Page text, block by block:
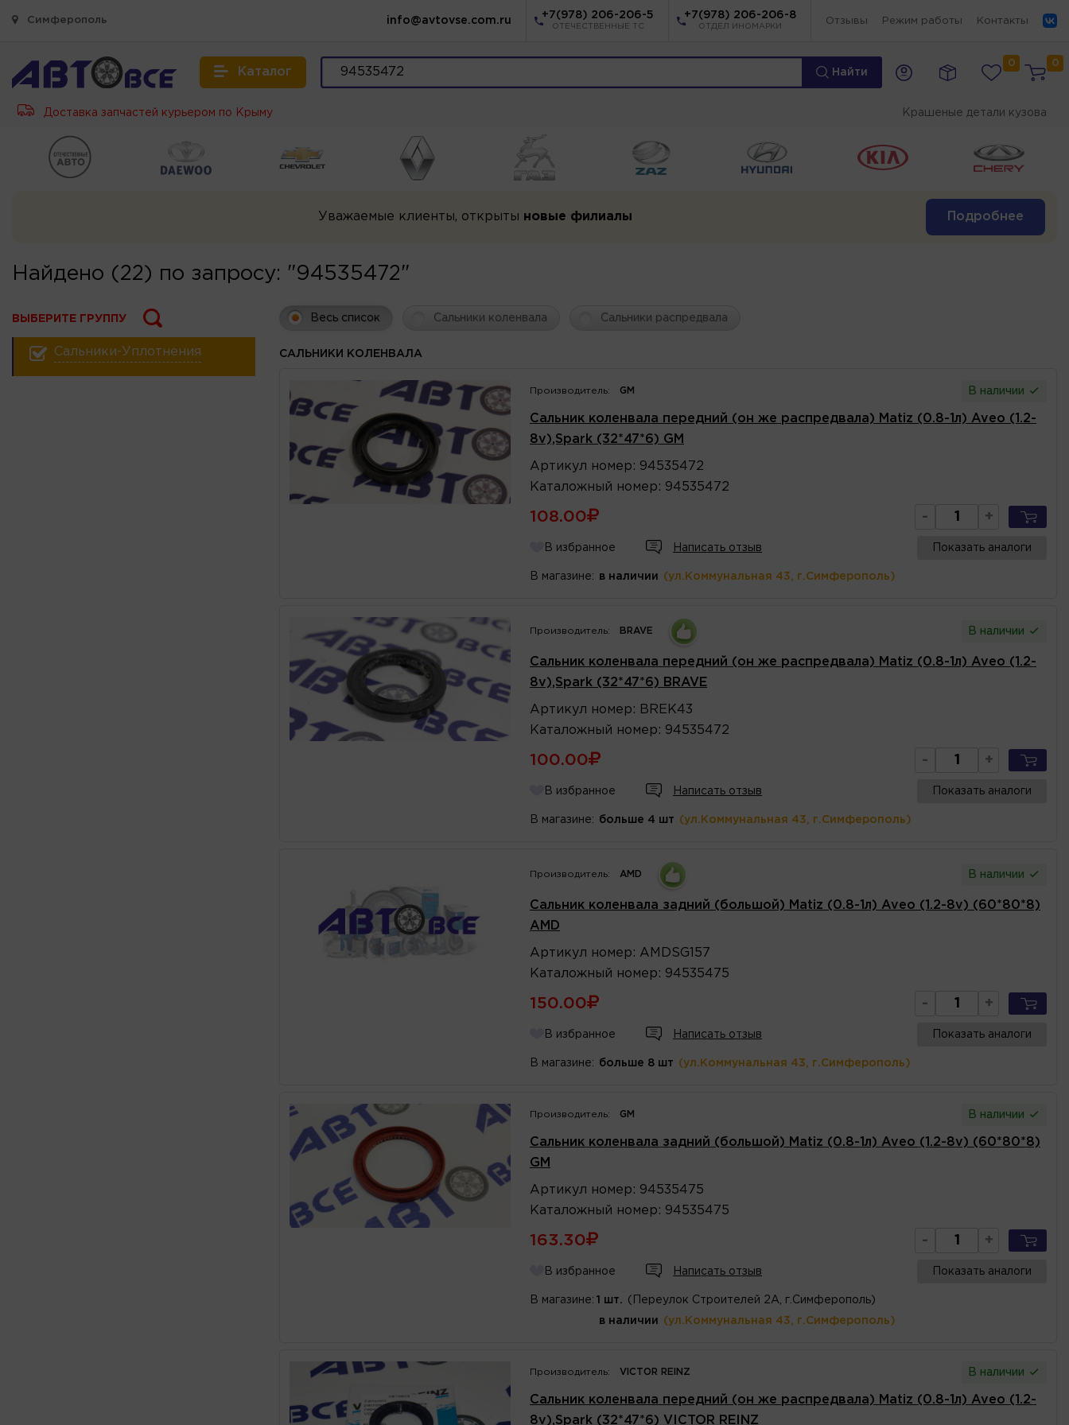
Симферополь info@avtovse.com.ru
+7(978) 206-206-5
ОТЕЧЕСТВЕННЫЕ ТС
+7(978) 206-206-8
ОТДЕЛ ИНОМАРКИ
Отзывы Режим работы Контакты
Каталог Найти
0 0
Доставка запчастей курьером по Крыму Крашеные детали кузова
Уважаемые клиенты, открыты новые филиалы Подробнее
Найдено (22) по запросу: "94535472"
ВЫБЕРИТЕ ГРУППУ
Сальники-Уплотнения
Весь список Сальники коленвала Сальники распредвала
САЛЬНИКИ КОЛЕНВАЛА
Производитель: GM В наличии
Сальник коленвала передний (он же распредвала) Matiz (0.8-1л) Aveo (1.2-
8v),Spark (32*47*6) GM
Артикул номер : 94535472
Каталожный номер : 94535472
108.00 - +
В избранное Написать отзыв Показать аналоги
В магазине: в наличии (ул.Коммунальная 43, г.Симферополь)
Производитель: BRAVE В наличии
Сальник коленвала передний (он же распредвала) Matiz (0.8-1л) Aveo (1.2-
8v),Spark (32*47*6) BRAVE
Артикул номер : BREK43
Каталожный номер : 94535472
100.00 - +
В избранное Написать отзыв Показать аналоги
В магазине: больше 4 шт (ул.Коммунальная 43, г.Симферополь)
Производитель: AMD В наличии
Сальник коленвала задний (большой) Matiz (0.8-1л) Aveo (1.2-8v) (60*80*8)
AMD
Артикул номер : AMDSG157
Каталожный номер : 94535475
150.00 - +
В избранное Написать отзыв Показать аналоги
В магазине: больше 8 шт (ул.Коммунальная 43, г.Симферополь)
Производитель: GM В наличии
Сальник коленвала задний (большой) Matiz (0.8-1л) Aveo (1.2-8v) (60*80*8)
GM
Артикул номер : 94535475
Каталожный номер : 94535475
163.30 - +
В избранное Написать отзыв Показать аналоги
В магазине: 1 шт. (Переулок Строителей 2А, г.Симферополь)
в наличии (ул.Коммунальная 43, г.Симферополь)
Производитель: VICTOR REINZ В наличии
Сальник коленвала передний (он же распредвала) Matiz (0.8-1л) Aveo (1.2-
8v),Spark (32*47*6) VICTOR REINZ